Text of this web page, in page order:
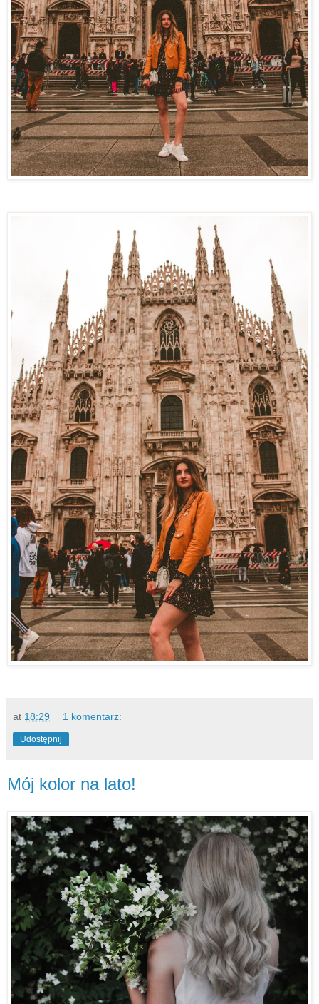
at 18:29 1 komentarz:
Udostępnij
Mój kolor na lato!